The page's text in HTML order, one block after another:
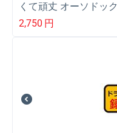
くて頑丈 オーソドッ
錆びにくい ナンバー
2,750 円